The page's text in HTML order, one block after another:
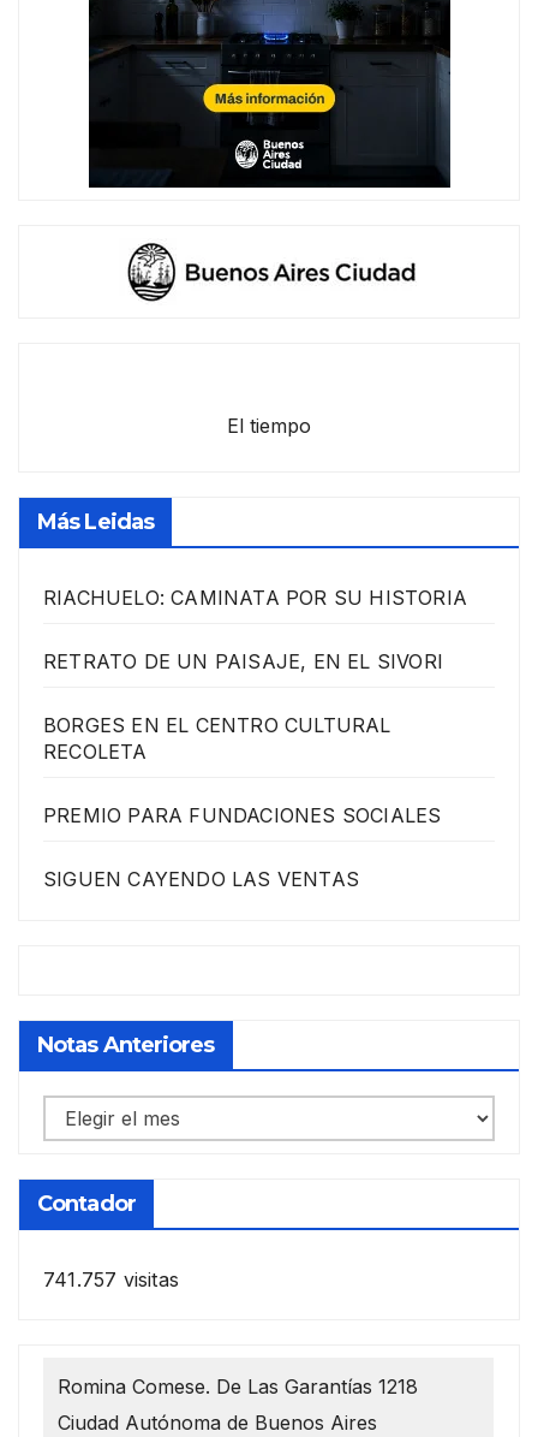
El tiempo
Más Leidas
RIACHUELO: CAMINATA POR SU HISTORIA
RETRATO DE UN PAISAJE, EN EL SIVORI
BORGES EN EL CENTRO CULTURAL
RECOLETA
PREMIO PARA FUNDACIONES SOCIALES
SIGUEN CAYENDO LAS VENTAS
Notas Anteriores
Notas
anteriores
Contador
741.757 visitas
Romina Comese. De Las Garantías 1218
Ciudad Autónoma de Buenos Aires